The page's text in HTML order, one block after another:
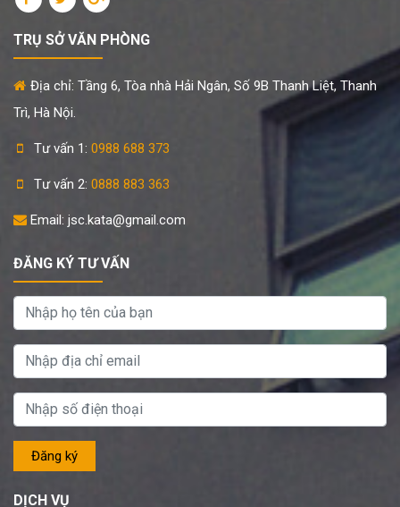
TRỤ SỞ VĂN PHÒNG
Địa chỉ: Tầng 6, Tòa nhà Hải Ngân, Số 9B Thanh Liệt, Thanh
Trì, Hà Nội.
Tư vấn 1: 0988 688 373
Tư vấn 2: 0888 883 363
Email: jsc.kata@gmail.com
ĐĂNG KÝ TƯ VẤN
DỊCH VỤ